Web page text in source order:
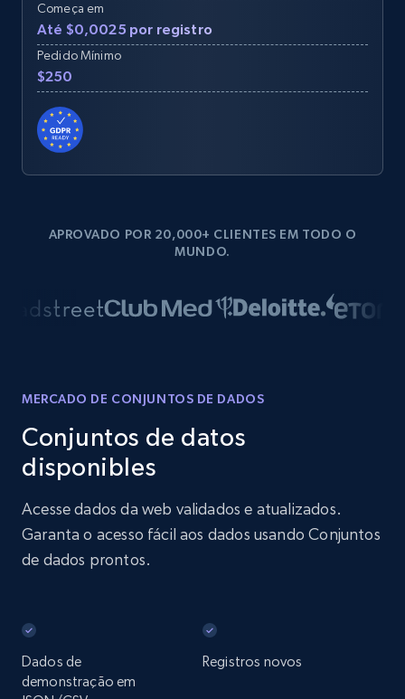
Começa em
Até $0,0025 por registro
Pedido Mínimo
$250
APROVADO POR 20,000+ CLIENTES EM TODO O
MUNDO.
MERCADO DE CONJUNTOS DE DADOS
Conjuntos de datos
disponibles
Acesse dados da web validados e atualizados.
Garanta o acesso fácil aos dados usando Conjuntos
de dados prontos.
Dados de
demonstração em
Registros novos